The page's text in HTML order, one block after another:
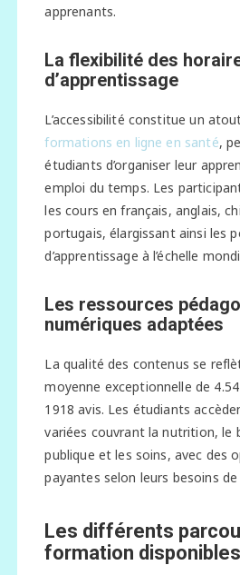
apprenants.
La flexibilité des
d’apprentissage
L’accessibilité constitue un
formations en ligne en santé,
étudiants d’organiser leur
emploi du temps. Les
les cours en français, anglais,
portugais, élargissant ainsi les
d’apprentissage à l’échelle
Les ressources
numériques adaptées
La qualité des contenus se
moyenne exceptionnelle de
1918 avis. Les étudiants
variées couvrant la nutrition, le
publique et les soins, avec des
payantes selon leurs besoins
Les différents
formation disponibles